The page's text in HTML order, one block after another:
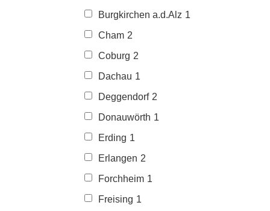
Burgkirchen a.d.Alz 1
Cham 2
Coburg 2
Dachau 1
Deggendorf 2
Donauwörth 1
Erding 1
Erlangen 2
Forchheim 1
Freising 1